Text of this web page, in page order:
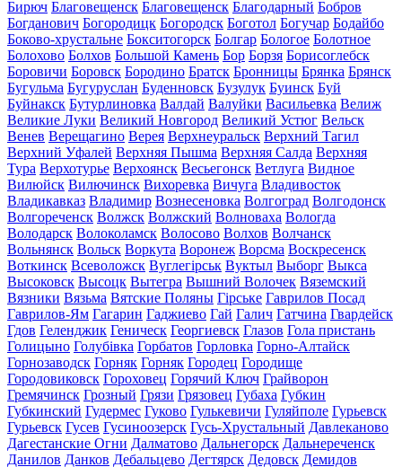
Бирюч Благовещенск Благовещенск Благодарный Бобров
Богданович Богородицк Богородск Боготол Богучар Бодайбо
Боково-хрустальне Бокситогорск Болгар Бологое Болотное
Болохово Болхов Большой Камень Бор Борзя Борисоглебск
Боровичи Боровск Бородино Братск Бронницы Брянка Брянск
Бугульма Бугуруслан Буденновск Бузулук Буинск Буй
Буйнакск Бутурлиновка Валдай Валуйки Васильевка Велиж
Великие Луки Великий Новгород Великий Устюг Вельск
Венев Верещагино Верея Верхнеуральск Верхний Тагил
Верхний Уфалей Верхняя Пышма Верхняя Салда Верхняя
Тура Верхотурье Верхоянск Весьегонск Ветлуга Видное
Вилюйск Вилючинск Вихоревка Вичуга Владивосток
Владикавказ Владимир Вознесеновка Волгоград Волгодонск
Волгореченск Волжск Волжский Волноваха Вологда
Володарск Волоколамск Волосово Волхов Волчанск
Вольнянск Вольск Воркута Воронеж Ворсма Воскресенск
Воткинск Всеволожск Вуглегірськ Вуктыл Выборг Выкса
Высоковск Высоцк Вытегра Вышний Волочек Вяземский
Вязники Вязьма Вятские Поляны Гірське Гаврилов Посад
Гаврилов-Ям Гагарин Гаджиево Гай Галич Гатчина Гвардейск
Гдов Геленджик Геническ Георгиевск Глазов Гола пристань
Голицыно Голубівка Горбатов Горловка Горно-Алтайск
Горнозаводск Горняк Горняк Городец Городище
Городовиковск Гороховец Горячий Ключ Грайворон
Гремячинск Грозный Грязи Грязовец Губаха Губкин
Губкинский Гудермес Гуково Гулькевичи Гуляйполе Гурьевск
Гурьевск Гусев Гусиноозерск Гусь-Хрустальный Давлеканово
Дагестанские Огни Далматово Дальнегорск Дальнереченск
Данилов Данков Дебальцево Дегтярск Дедовск Демидов